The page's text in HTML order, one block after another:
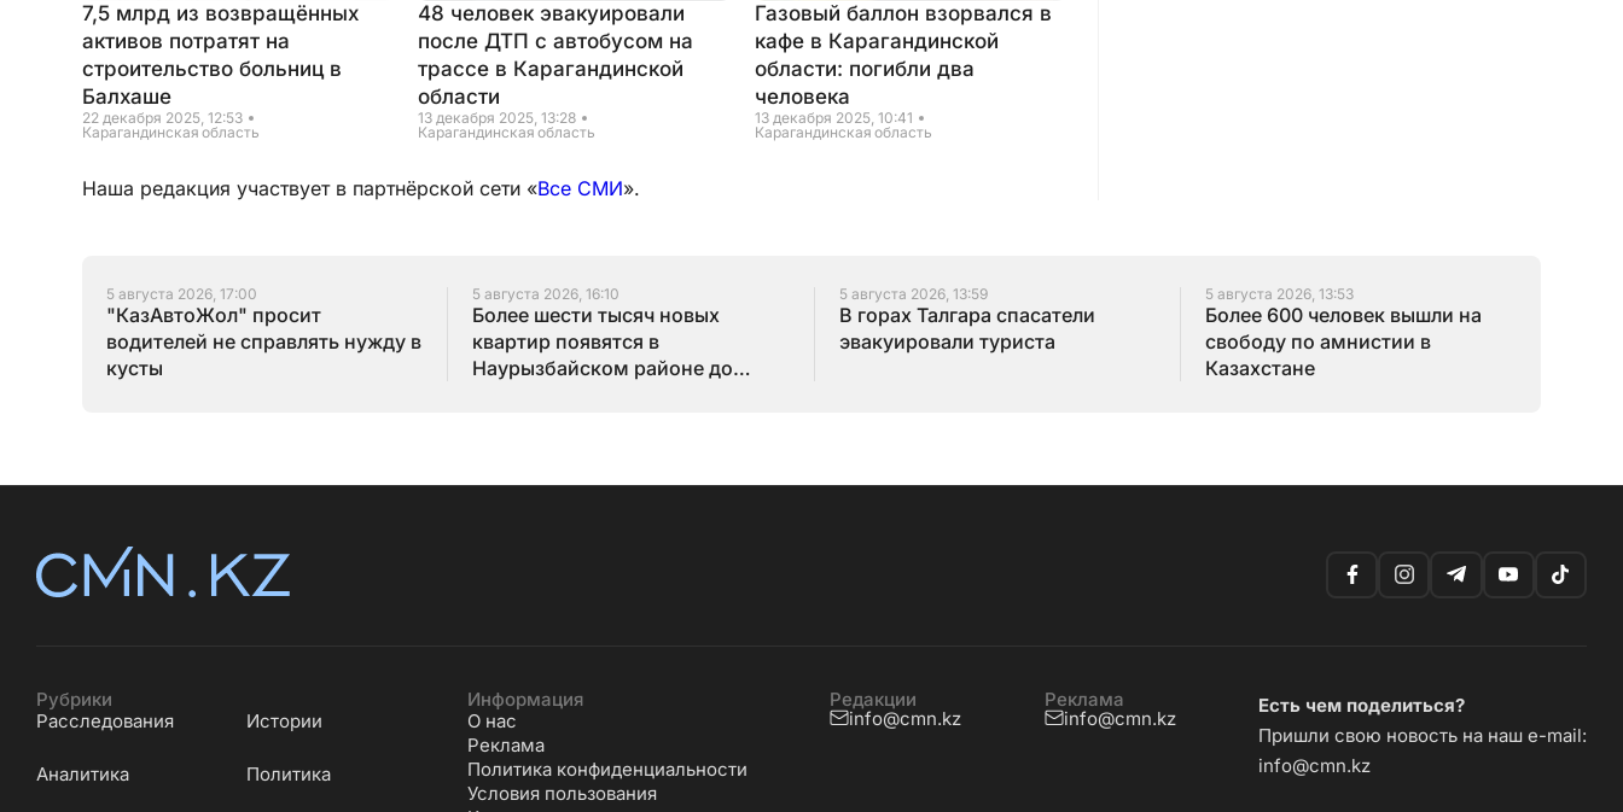
7,5 млрд из возвращённых
активов потратят на
строительство больниц в
Балхаше
22 декабря 2025, 12:53
Карагандинская область
48 человек эвакуировали
после ДТП с автобусом на
трассе в Карагандинской
области
13 декабря 2025, 13:28
Карагандинская область
Газовый баллон взорвался в
кафе в Карагандинской
области: погибли два
человека
13 декабря 2025, 10:41
Карагандинская область
Наша редакция участвует в партнёрской сети «Все СМИ».
5 августа 2026, 17:00
"КазАвтоЖол" просит
водителей не справлять нужду в
кусты
5 августа 2026, 16:10
Более шести тысяч новых
квартир появятся в
Наурызбайском районе до
5 августа 2026, 13:59
В горах Талгара спасатели
эвакуировали туриста
5 августа 2026, 13:53
Более 600 человек вышли на
свободу по амнистии в
Казахстане
Рубрики
Расследования
Истории
Аналитика Политика
Информация
О нас
Реклама
Политика конфиденциальности
Условия пользования
Редакции
info@cmn.kz
Реклама
info@cmn.kz
Есть чем поделиться?
Пришли свою новость на наш e-mail:
info@cmn.kz